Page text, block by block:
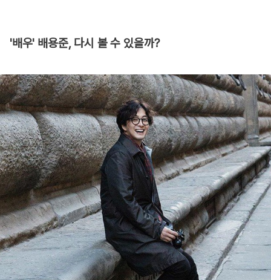
'배우' 배용준, 다시 볼 수 있을까?